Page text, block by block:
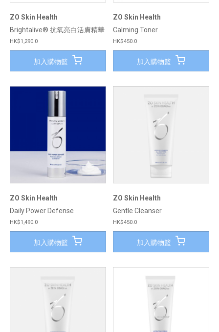
ZO Skin Health
Brightalive® 抗氧亮白活膚精華
HK$1,290.0
加入購物籃
ZO Skin Health
Calming Toner
HK$450.0
加入購物籃
ZO Skin Health
Daily Power Defense
HK$1,490.0
加入購物籃
ZO Skin Health
Gentle Cleanser
HK$450.0
加入購物籃